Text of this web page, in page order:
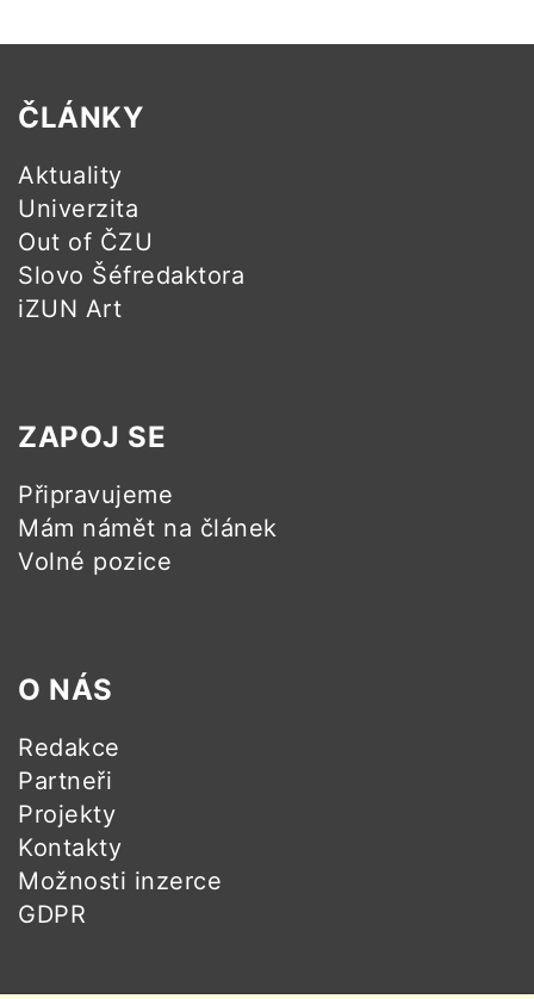
ČLÁNKY
Aktuality
Univerzita
Out of ČZU
Slovo Šéfredaktora
iZUN Art
ZAPOJ SE
Připravujeme
Mám námět na článek
Volné pozice
O NÁS
Redakce
Partneři
Projekty
Kontakty
Možnosti inzerce
GDPR